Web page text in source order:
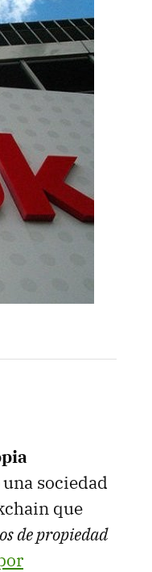
sociedad
que
de propiedad